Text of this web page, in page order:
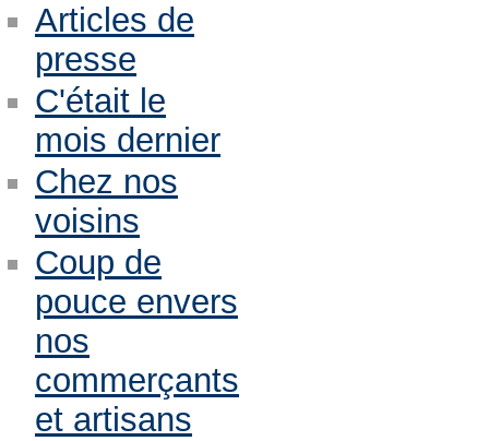
Articles de
presse
C'était le
mois dernier
Chez nos
voisins
Coup de
pouce envers
nos
commerçants
et artisans